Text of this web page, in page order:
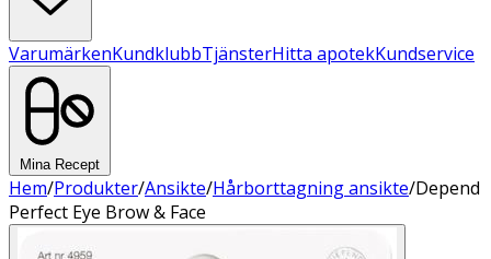
VarumärkenKundklubbTjänsterHitta apotekKundservice
Mina Recept
Hem/Produkter/Ansikte/Hårborttagning ansikte/Depend
Perfect Eye Brow & Face